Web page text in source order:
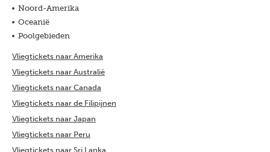
Noord-Amerika
Oceanië
Poolgebieden
Vliegtickets naar Amerika
Vliegtickets naar Australië
Vliegtickets naar Canada
Vliegtickets naar de Filipijnen
Vliegtickets naar Japan
Vliegtickets naar Peru
Vliegtickets naar Sri Lanka